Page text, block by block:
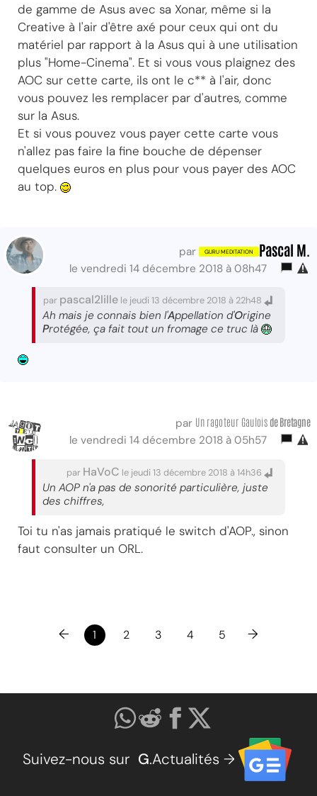
de gamme de Asus avec sa Xonar, même si la
Creative à l'air d'être axé pour ceux qui ont du
matériel par rapport à la Asus qui à une utilisation
plus "Home-Cinema". Et si vous vous plaignez des
AOC sur cette carte, ils ont le c** à l'air, donc
vous pouvez les remplacer par d'autres, comme
sur la Asus.
Et si vous pouvez vous payer cette carte vous
n'allez pas faire la fine bouche de dépenser
quelques euros en plus pour vous payer des AOC
au top.
par Pascal M.
le vendredi 14 décembre 2018 à 08h47
par pascal2lille le jeudi 13 décembre 2018 à 22h48
Ah mais je connais bien l'Appellation d'Origine
Protégée, ça fait tout un fromage ce truc là
par Un ragoteur Gaulois de Bretagne
le vendredi 14 décembre 2018 à 05h57
par HaVoC le jeudi 13 décembre 2018 à 14h36
Un AOP n'a pas de sonorité particulière, juste
des chiffres,
Toi tu n'as jamais pratiqué le switch d'AOP., sinon
faut consulter un ORL.
← 1 2 3 4 5 →
Suivez-nous sur G.Actualités →